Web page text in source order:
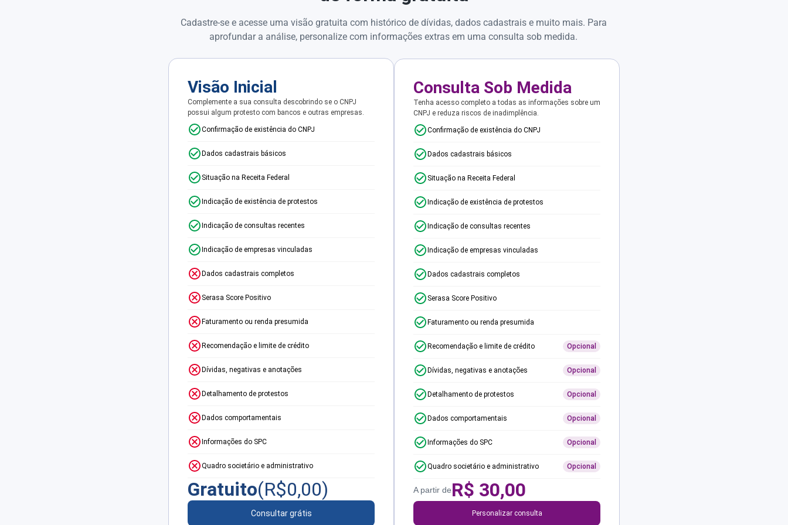
Cadastre-se e acesse uma visão gratuita com histórico de dívidas, dados cadastrais e muito mais. Para
aprofundar a análise, personalize com informações extras em uma consulta sob medida.
Visão Inicial
Complemente a sua consulta descobrindo se o CNPJ
possui algum protesto com bancos e outras empresas.
Confirmação de existência do CNPJ
Dados cadastrais básicos
Situação na Receita Federal
Indicação de existência de protestos
Indicação de consultas recentes
Indicação de empresas vinculadas
Dados cadastrais completos
Serasa Score Positivo
Faturamento ou renda presumida
Recomendação e limite de crédito
Dívidas, negativas e anotações
Detalhamento de protestos
Dados comportamentais
Informações do SPC
Quadro societário e administrativo
Gratuito(R$0,00)
Consultar grátis
Consulta Sob Medida
Tenha acesso completo a todas as informações sobre um
CNPJ e reduza riscos de inadimplência.
Confirmação de existência do CNPJ
Dados cadastrais básicos
Situação na Receita Federal
Indicação de existência de protestos
Indicação de consultas recentes
Indicação de empresas vinculadas
Dados cadastrais completos
Serasa Score Positivo
Faturamento ou renda presumida
Recomendação e limite de crédito Opcional
Dívidas, negativas e anotações Opcional
Detalhamento de protestos Opcional
Dados comportamentais Opcional
Informações do SPC Opcional
Quadro societário e administrativo Opcional
A partir deR$ 30,00
Personalizar consulta